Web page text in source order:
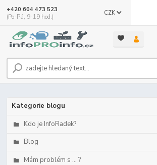
CZK
+420 604 473 523
(Po-Pá, 9-19 hod.)
Kategorie blogu
Kdo je InfoRadek?
Blog
Mám problém s ... ?